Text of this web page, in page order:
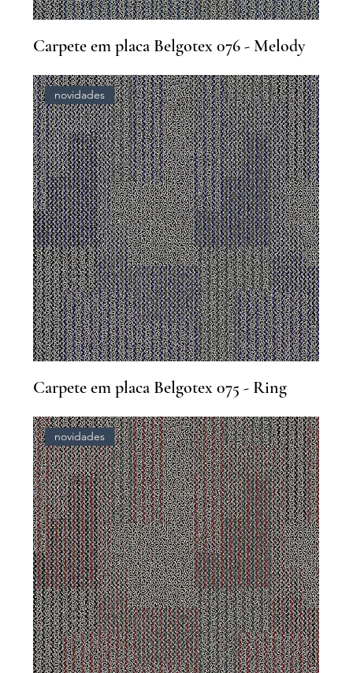
Carpete em placa Belgotex 076 - Melody
novidades
Carpete em placa Belgotex 075 - Ring
novidades